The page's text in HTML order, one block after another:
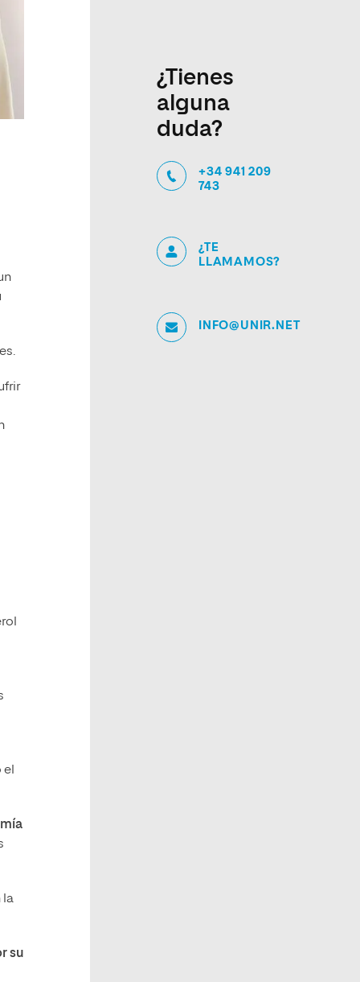
el
la
su
¿Tienes
alguna
duda?
+34 941 209
743
¿TE
LLAMAMOS?
INFO@UNIR.NET